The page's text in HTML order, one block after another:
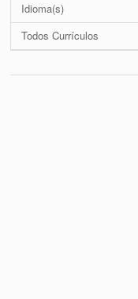
Idioma(s)
Todos Currículos